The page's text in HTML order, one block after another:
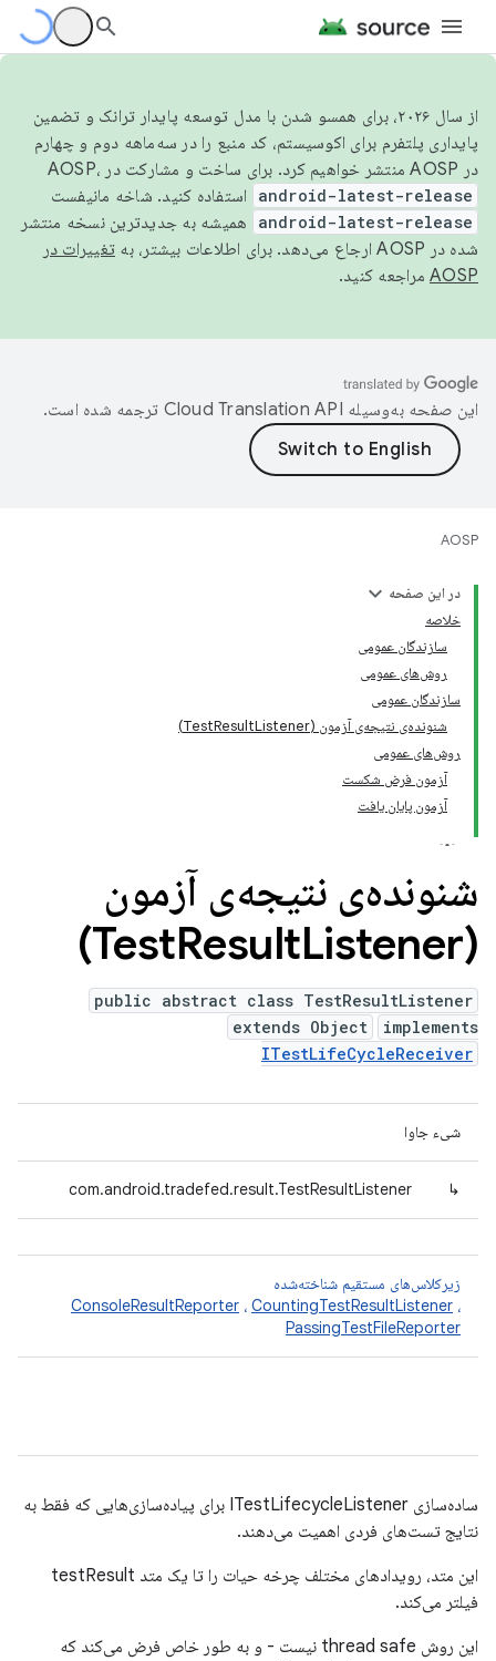
از سال ۲۰۲۶، برای همسو شدن با مدل توسعه پایدار ترانک و تضمین
پایداری پلتفرم برای اکوسیستم، کد منبع را در سه‌ماهه دوم و چهارم
در AOSP منتشر خواهیم کرد. برای ساخت و مشارکت در AOSP،
android-latest-release استفاده کنید. شاخه مانیفست
android-latest-release
همیشه به جدیدترین نسخه منتشر
شده در AOSP ارجاع می‌دهد. برای اطلاعات بیشتر، به
تغییرات در
AOSP مراجعه کنید.
این صفحه به‌وسیله ترجمه شده است.
AOSP
در این صفحه
خلاصه
سازندگان عمومی
روش‌های عمومی
سازندگان عمومی
شنونده‌ی نتیجه‌ی آزمون (TestResultListener)
روش‌های عمومی
آزمون فرض شکست
آزمون پایان یافت
شنونده‌ی نتیجه‌ی آزمون
(Test
ResultListener)
public abstract class TestResultListener
extends Object
implements
ITestLifeCycleReceiver
شیء جاوا
↳
com.android.tradefed.result.TestResultListener
زیرکلاس‌های مستقیم شناخته‌شده
ConsoleResultReporter ، CountingTestResultListener ،
PassingTestFileReporter
ساده‌سازی ITestLifecycleListener برای پیاده‌سازی‌هایی که فقط به
نتایج تست‌های فردی اهمیت می‌دهند.
این متد، رویدادهای مختلف چرخه حیات را تا یک متد testResult
فیلتر می‌کند.
این روش thread safe نیست - و به طور خاص فرض می‌کند که